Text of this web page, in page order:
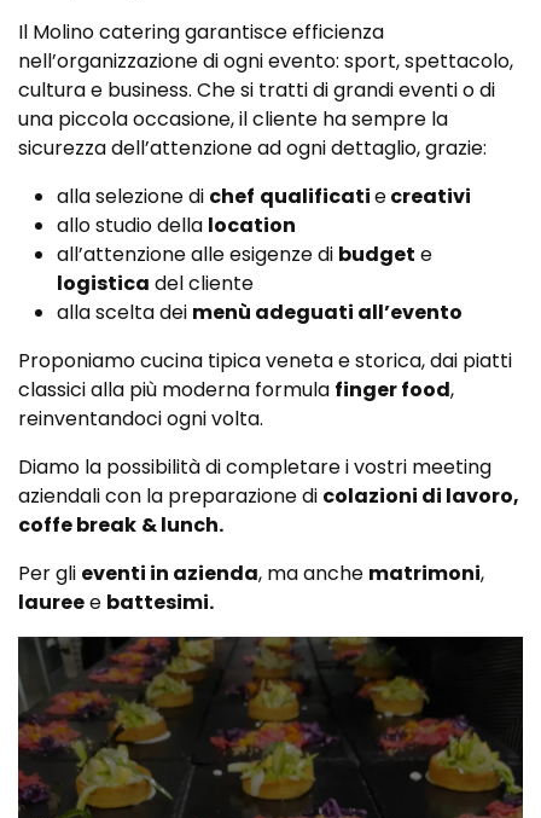
Il Molino catering garantisce efficienza
nell’organizzazione di ogni evento: sport, spettacolo,
cultura e business. Che si tratti di grandi eventi o di
una piccola occasione, il cliente ha sempre la
sicurezza dell’attenzione ad ogni dettaglio, grazie:
alla selezione di chef qualificatiecreativi
allo studio della location
all’attenzione alle esigenze di budget e
logistica del cliente
alla scelta dei menù adeguati all’evento
Proponiamo cucina tipica veneta e storica, dai piatti
classici alla più moderna formula finger food,
reinventandoci ogni volta.
Diamo la possibilità di completare i vostri meeting
aziendali con la preparazione di colazioni di lavoro,
coffe break & lunch.
Per gli eventi in azienda, ma anche matrimoni,
laureee battesimi.